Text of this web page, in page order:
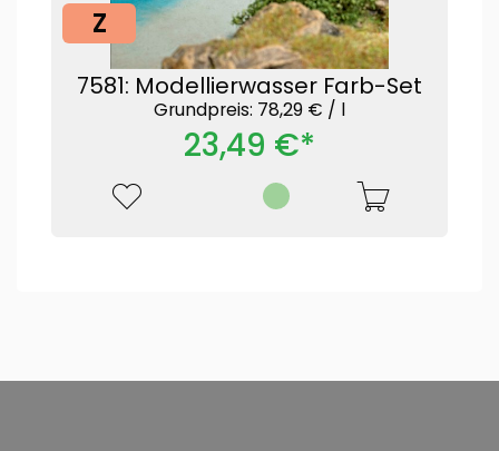
Z
7581: Modellierwasser Farb-Set
Grundpreis: 78,29 € / l
23,49 €*